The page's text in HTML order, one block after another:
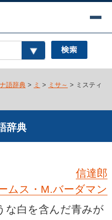
語辞典> ミ > ミサ～ > ミスティ
辞典
信達郎
ムス・M.バーダマン
な白を含んだ青みが